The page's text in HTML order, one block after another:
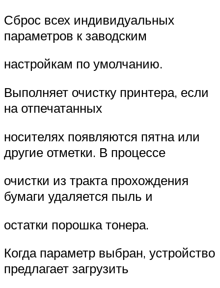
Сброс всех индивидуальных
параметров к заводским
настройкам по умолчанию.
Выполняет очистку принтера, если
на отпечатанных
носителях появляются пятна или
другие отметки. В процессе
очистки из тракта прохождения
бумаги удаляется пыль и
остатки порошка тонера.
Когда параметр выбран, устройство
предлагает загрузить